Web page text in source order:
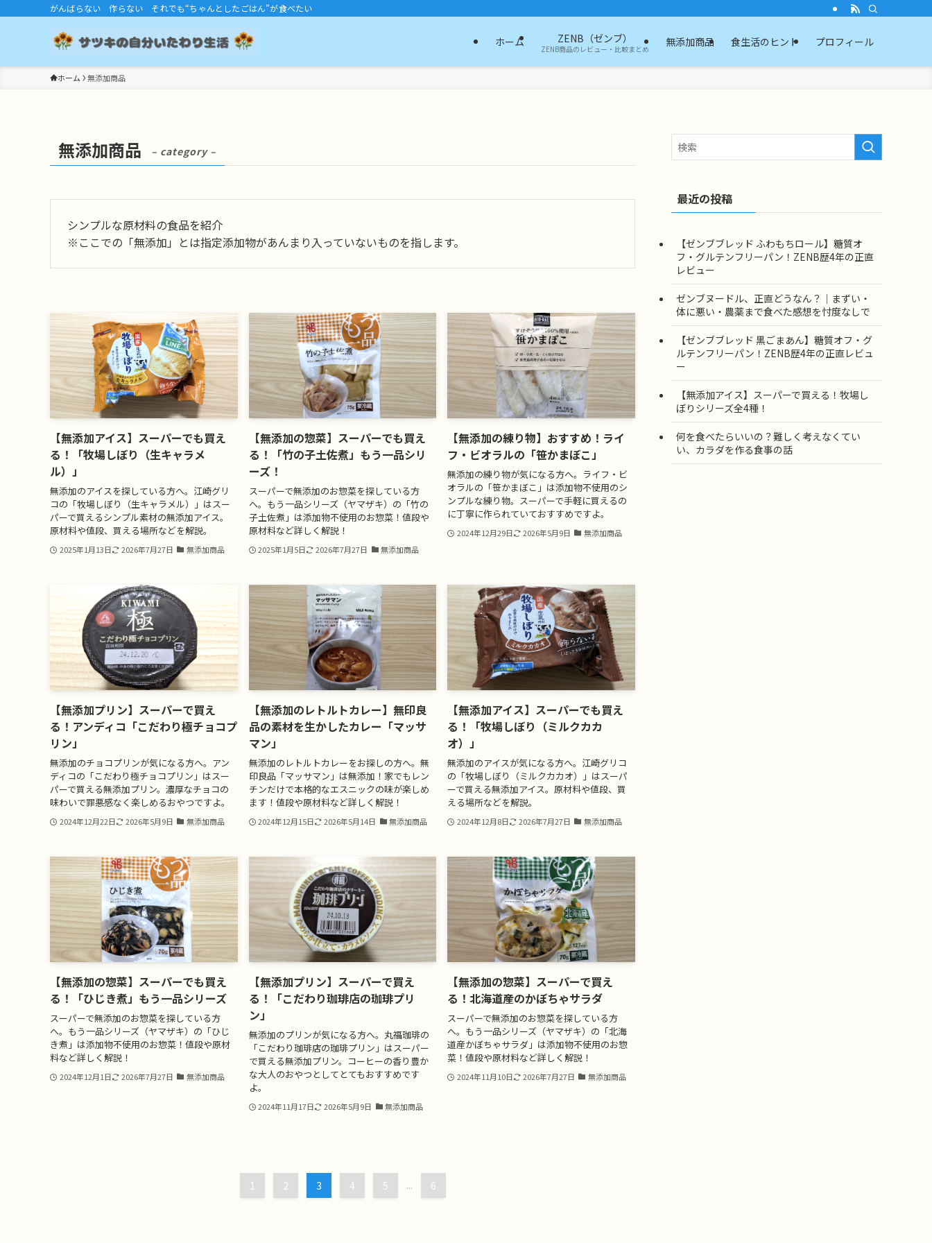
がんばらない 作らない それでも“ちゃんとしたごはん”が食べたい
ホーム ZENB（ゼンブ）
ZENB商品のレビュー・比較まとめ
無添加商品 食生活のヒント プロフィール
ホーム 無添加商品
無添加商品 – category –
シンプルな原材料の食品を紹介
※ここでの「無添加」とは指定添加物があんまり入っていないものを指します。
【無添加アイス】スーパーでも買え
る！「牧場しぼり（生キャラメ
ル）」
無添加のアイスを探している方へ。江崎グリ
コの「牧場しぼり（生キャラメル）」はスー
パーで買えるシンプル素材の無添加アイス。
原材料や値段、買える場所などを解説。
2025年1月13日 2026年7月27日 無添加商品
【無添加の惣菜】スーパーでも買え
る！「竹の子土佐煮」もう一品シリ
ーズ！
スーパーで無添加のお惣菜を探している方
へ。もう一品シリーズ（ヤマザキ）の「竹の
子土佐煮」は添加物不使用のお惣菜！値段や
原材料など詳しく解説！
2025年1月5日 2026年7月27日 無添加商品
【無添加の練り物】おすすめ！ライ
フ・ビオラルの「笹かまぼこ」
無添加の練り物が気になる方へ。ライフ・ビ
オラルの「笹かまぼこ」は添加物不使用のシ
ンプルな練り物。スーパーで手軽に買えるの
に丁寧に作られていておすすめですよ。
2024年12月29日 2026年5月9日 無添加商品
【無添加プリン】スーパーで買え
る！アンディコ「こだわり極チョコプ
リン」
無添加のチョコプリンが気になる方へ。アン
ディコの「こだわり極チョコプリン」はスー
パーで買える無添加プリン。濃厚なチョコの
味わいで罪悪感なく楽しめるおやつですよ。
2024年12月22日 2026年5月9日 無添加商品
【無添加のレトルトカレー】無印良
品の素材を生かしたカレー「マッサ
マン」
無添加のレトルトカレーをお探しの方へ。無
印良品「マッサマン」は無添加！家でもレン
チンだけで本格的なエスニックの味が楽しめ
ます！値段や原材料など詳しく解説！
2024年12月15日 2026年5月14日 無添加商品
【無添加アイス】スーパーでも買え
る！「牧場しぼり（ミルクカカ
オ）」
無添加のアイスが気になる方へ。江崎グリコ
の「牧場しぼり（ミルクカカオ）」はスーパ
ーで買える無添加アイス。原材料や値段、買
える場所などを解説。
2024年12月8日 2026年7月27日 無添加商品
【無添加の惣菜】スーパーでも買え
る！「ひじき煮」もう一品シリーズ
スーパーで無添加のお惣菜を探している方
へ。もう一品シリーズ（ヤマザキ）の「ひじ
き煮」は添加物不使用のお惣菜！値段や原材
料など詳しく解説！
2024年12月1日 2026年7月27日 無添加商品
【無添加プリン】スーパーで買え
る！「こだわり珈琲店の珈琲プリ
ン」
無添加のプリンが気になる方へ。丸福珈琲の
「こだわり珈琲店の珈琲プリン」はスーパー
で買える無添加プリン。コーヒーの香り豊か
な大人のおやつとしてとてもおすすめです
よ。
2024年11月17日 2026年5月9日 無添加商品
【無添加の惣菜】スーパーで買え
る！北海道産のかぼちゃサラダ
スーパーで無添加のお惣菜を探している方
へ。もう一品シリーズ（ヤマザキ）の「北海
道産かぼちゃサラダ」は添加物不使用のお惣
菜！値段や原材料など詳しく解説！
2024年11月10日 2026年7月27日 無添加商品
1 2 3 4 5 ... 6
最近の投稿
【ゼンブブレッド ふわもちロール】糖質オ
フ・グルテンフリーパン！ZENB歴4年の正直
レビュー
ゼンブヌードル、正直どうなん？｜まずい・
体に悪い・農薬まで食べた感想を忖度なしで
【ゼンブブレッド 黒ごまあん】糖質オフ・グ
ルテンフリーパン！ZENB歴4年の正直レビュ
ー
【無添加アイス】スーパーで買える！牧場し
ぼりシリーズ全4種！
何を食べたらいいの？難しく考えなくてい
い、カラダを作る食事の話